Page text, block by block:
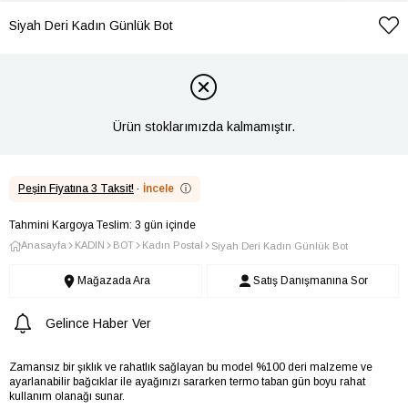
Siyah Deri Kadın Günlük Bot
Ürün stoklarımızda kalmamıştır.
Peşin Fiyatına 3 Taksit! · İncele ⓘ
Tahmini Kargoya Teslim: 3 gün içinde
Anasayfa KADIN BOT Kadın Postal Siyah Deri Kadın Günlük Bot
Mağazada Ara Satış Danışmanına Sor
Gelince Haber Ver
Zamansız bir şıklık ve rahatlık sağlayan bu model %100 deri malzeme ve
ayarlanabilir bağcıklar ile ayağınızı sararken termo taban gün boyu rahat
kullanım olanağı sunar.